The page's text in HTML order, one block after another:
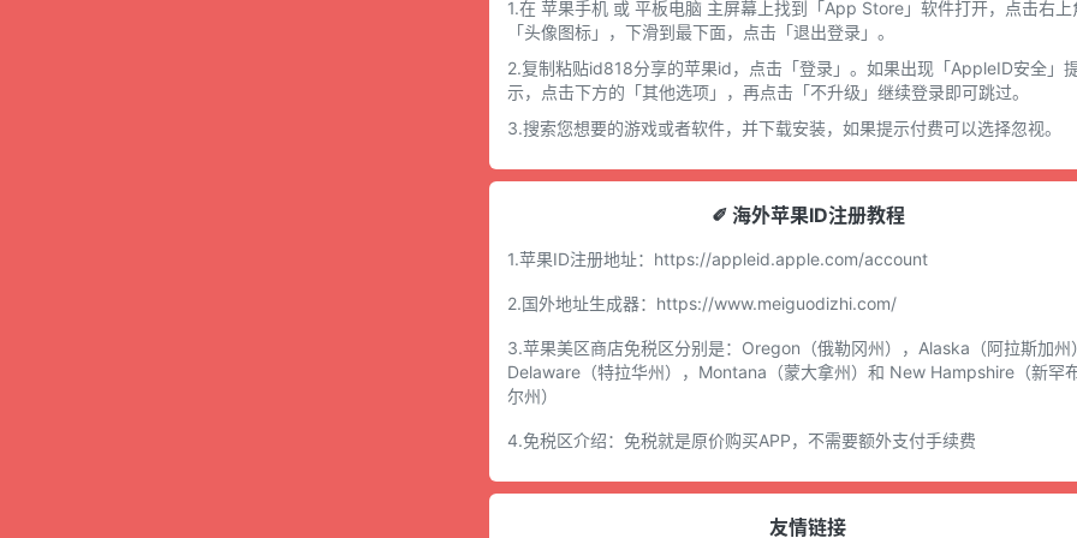
1.在 苹果手机 或 平板电脑 主屏幕上找到「App Store」软件打开，点击右上
「头像图标」，下滑到最下面，点击「退出登录」。
2.复制粘贴id818分享的苹果id，点击「登录」。如果出现「AppleID安全」
示，点击下方的「其他选项」，再点击「不升级」继续登录即可跳过。
3.搜索您想要的游戏或者软件，并下载安装，如果提示付费可以选择忽视。
✐ 海外苹果ID注册教程
1.苹果ID注册地址： https://appleid.apple.com/account
2.国外地址生成器： https://www.meiguodizhi.com/
3.苹果美区商店免税区分别是：Oregon（俄勒冈州），Alaska（阿拉斯加州）
Delaware（特拉华州），Montana（蒙大拿州）和 New Hampshire（新罕
尔州）
4.免税区介绍：免税就是原价购买APP，不需要额外支付手续费
友情链接